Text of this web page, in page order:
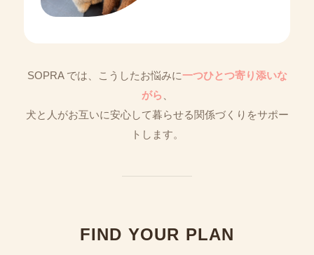
SOPRA では、こうしたお悩みに一つひとつ寄り添いな
がら
犬と人がお互いに安心して暮らせる関係づくりをサポー
トします。
FIND YOUR PLAN